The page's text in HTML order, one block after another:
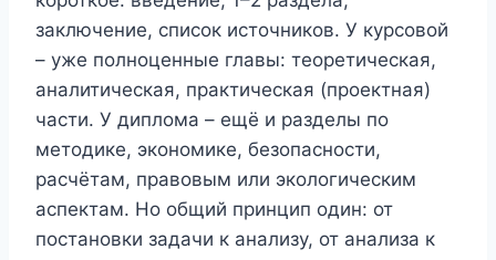
заключение, список источников. У курсовой
– уже полноценные главы: теоретическая,
аналитическая, практическая (проектная)
части. У диплома – ещё и разделы по
методике, экономике, безопасности,
расчётам, правовым или экологическим
аспектам. Но общий принцип один: от
постановки задачи к анализу, от анализа к